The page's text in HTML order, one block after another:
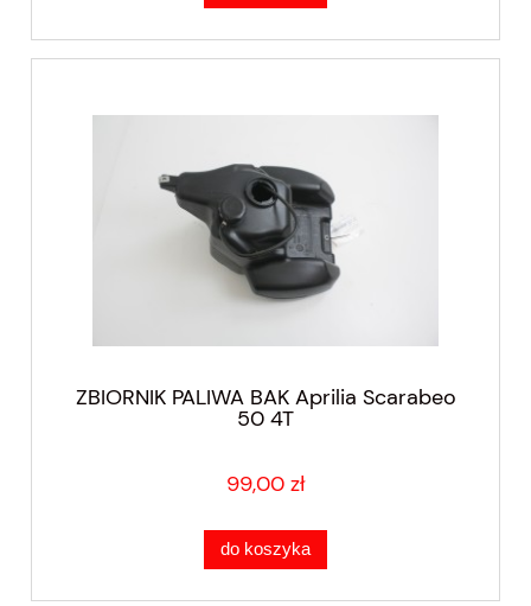
ZBIORNIK PALIWA BAK Aprilia Scarabeo
50 4T
99,00 zł
do koszyka